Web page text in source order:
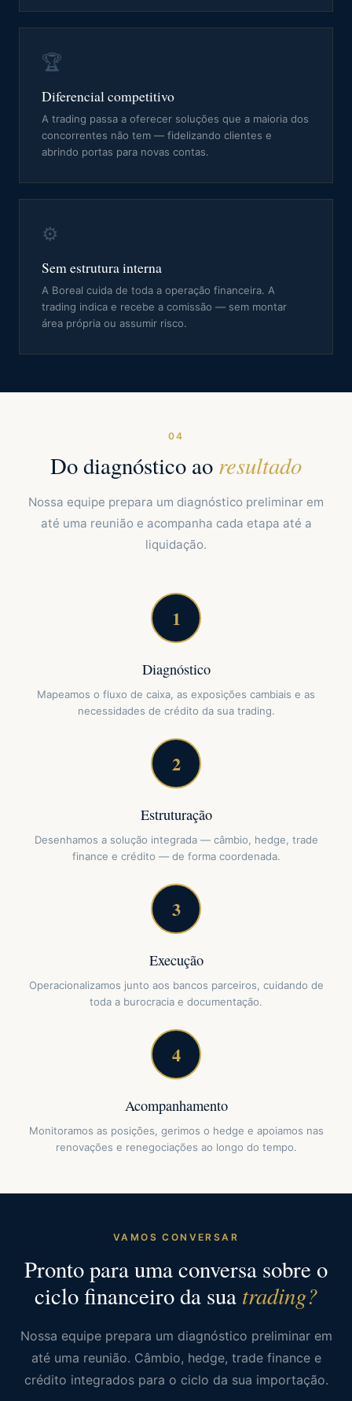
🏆
Diferencial competitivo
A trading passa a oferecer soluções que a maioria dos
concorrentes não tem — fidelizando clientes e
abrindo portas para novas contas.
⚙️
Sem estrutura interna
A Boreal cuida de toda a operação financeira. A
trading indica e recebe a comissão — sem montar
área própria ou assumir risco.
04
Do diagnóstico ao resultado
Nossa equipe prepara um diagnóstico preliminar em
até uma reunião e acompanha cada etapa até a
liquidação.
1
Diagnóstico
Mapeamos o fluxo de caixa, as exposições cambiais e as
necessidades de crédito da sua trading.
2
Estruturação
Desenhamos a solução integrada — câmbio, hedge, trade
finance e crédito — de forma coordenada.
3
Execução
Operacionalizamos junto aos bancos parceiros, cuidando de
toda a burocracia e documentação.
4
Acompanhamento
Monitoramos as posições, gerimos o hedge e apoiamos nas
renovações e renegociações ao longo do tempo.
VAMOS CONVERSAR
Pronto para uma conversa sobre o
ciclo financeiro da sua trading?
Nossa equipe prepara um diagnóstico preliminar em
até uma reunião. Câmbio, hedge, trade finance e
crédito integrados para o ciclo da sua importação.